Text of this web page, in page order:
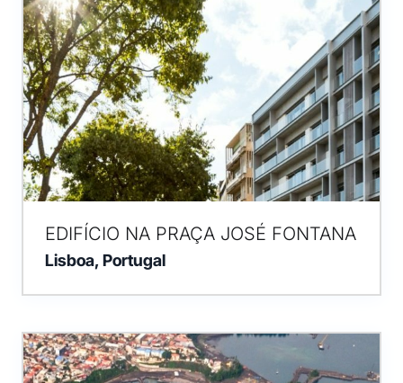
EDIFÍCIO NA PRAÇA JOSÉ FONTANA
Lisboa, Portugal